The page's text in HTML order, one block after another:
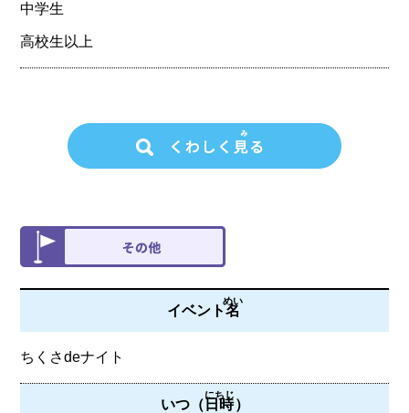
中学生
高校生以上
イベント名
めい
ちくさdeナイト
いつ（日時
にちじ
）